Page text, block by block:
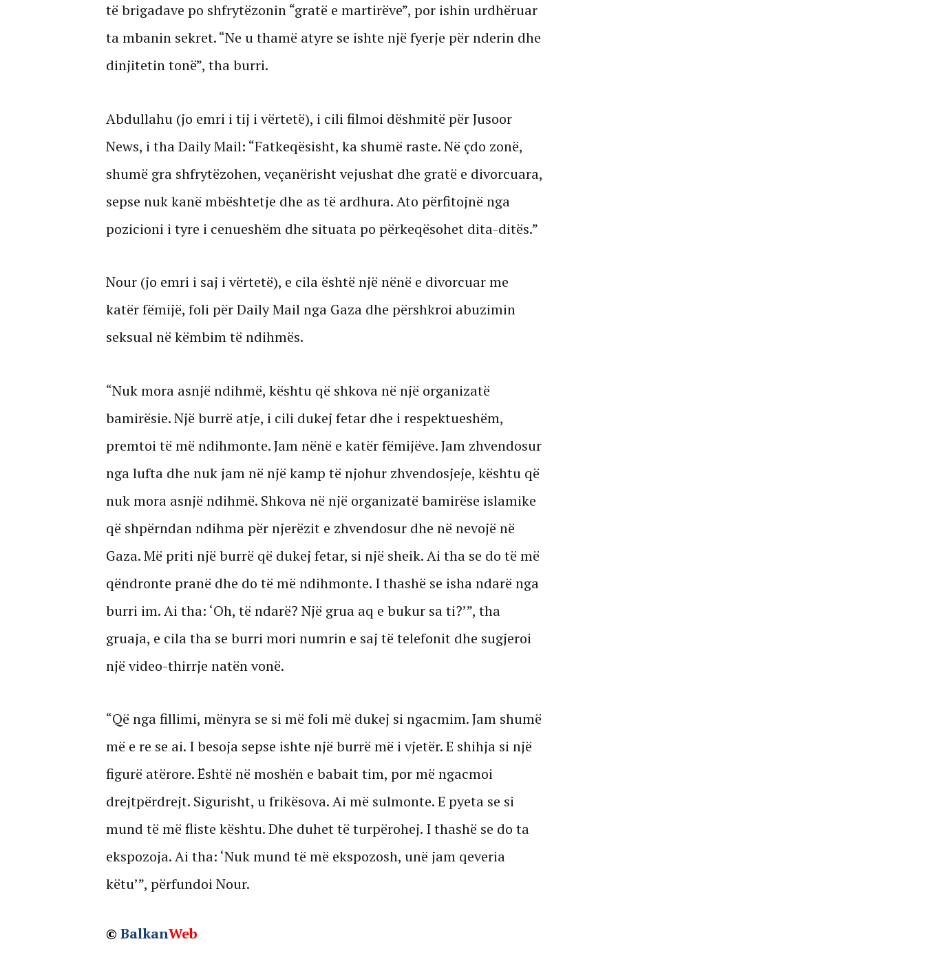
të brigadave po shfrytëzonin “gratë e martirëve”, por ishin urdhëruar
ta mbanin sekret. “Ne u thamë atyre se ishte një fyerje për nderin dhe
dinjitetin tonë”, tha burri.
Abdullahu (jo emri i tij i vërtetë), i cili filmoi dëshmitë për Jusoor
News, i tha Daily Mail: “Fatkeqësisht, ka shumë raste. Në çdo zonë,
shumë gra shfrytëzohen, veçanërisht vejushat dhe gratë e divorcuara,
sepse nuk kanë mbështetje dhe as të ardhura. Ato përfitojnë nga
pozicioni i tyre i cenueshëm dhe situata po përkeqësohet dita-ditës.”
Nour (jo emri i saj i vërtetë), e cila është një nënë e divorcuar me
katër fëmijë, foli për Daily Mail nga Gaza dhe përshkroi abuzimin
seksual në këmbim të ndihmës.
“Nuk mora asnjë ndihmë, kështu që shkova në një organizatë
bamirësie. Një burrë atje, i cili dukej fetar dhe i respektueshëm,
premtoi të më ndihmonte. Jam nënë e katër fëmijëve. Jam zhvendosur
nga lufta dhe nuk jam në një kamp të njohur zhvendosjeje, kështu që
nuk mora asnjë ndihmë. Shkova në një organizatë bamirëse islamike
që shpërndan ndihma për njerëzit e zhvendosur dhe në nevojë në
Gaza. Më priti një burrë që dukej fetar, si një sheik. Ai tha se do të më
qëndronte pranë dhe do të më ndihmonte. I thashë se isha ndarë nga
burri im. Ai tha: ‘Oh, të ndarë? Një grua aq e bukur sa ti?’”, tha
gruaja, e cila tha se burri mori numrin e saj të telefonit dhe sugjeroi
një video-thirrje natën vonë.
“Që nga fillimi, mënyra se si më foli më dukej si ngacmim. Jam shumë
më e re se ai. I besoja sepse ishte një burrë më i vjetër. E shihja si një
figurë atërore. Është në moshën e babait tim, por më ngacmoi
drejtpërdrejt. Sigurisht, u frikësova. Ai më sulmonte. E pyeta se si
mund të më fliste kështu. Dhe duhet të turpërohej. I thashë se do ta
ekspozoja. Ai tha: ‘Nuk mund të më ekspozosh, unë jam qeveria
këtu’”, përfundoi Nour.
© BalkanWeb